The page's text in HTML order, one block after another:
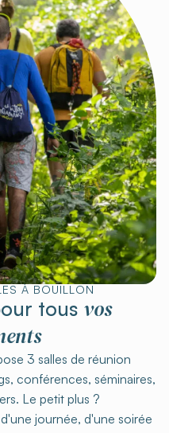
À BOUILLON
tous vos
3 salles de réunion
conférences, séminaires,
Le petit plus ?
journée, d'une soirée